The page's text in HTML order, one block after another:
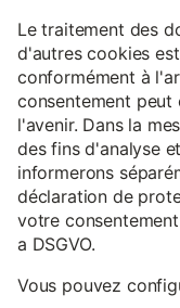
Le traitement des
d'autres cookies
conformément à
consentement
l'avenir. Dans la
des fins d'analyse
informerons
déclaration de
votre
a DSGVO.
Vous pouvez